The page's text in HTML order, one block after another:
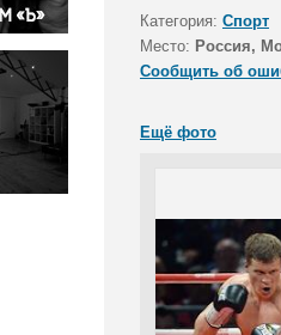
Категория: Спорт
Место: Россия,
Сообщить об
Ещё фото